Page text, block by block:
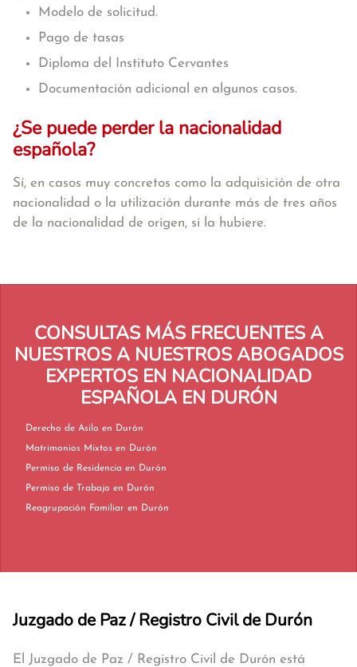
Modelo de solicitud.
Pago de tasas
Diploma del Instituto Cervantes
Documentación adicional en algunos casos.
¿Se puede perder la nacionalidad
española?
Sí, en casos muy concretos como la adquisición de otra
nacionalidad o la utilización durante más de tres años
de la nacionalidad de origen, si la hubiere.
CONSULTAS MÁS FRECUENTES A
NUESTROS A NUESTROS ABOGADOS
EXPERTOS EN NACIONALIDAD
ESPAÑOLA EN DURÓN
Derecho de Asilo en Durón
Matrimonios Mixtos en Durón
Permiso de Residencia en Durón
Permiso de Trabajo en Durón
Reagrupación Familiar en Durón
Juzgado de Paz / Registro Civil de Durón
El Juzgado de Paz / Registro Civil de Durón está